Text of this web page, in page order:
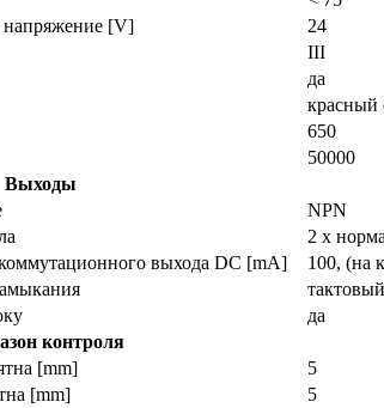
напряжение [V]
24
III
да
красный
650
50000
Выходы
NPN
2 x
выхода DC [mA]
100, (на
тактовый
да
контроля
[mm]
5
[mm]
5